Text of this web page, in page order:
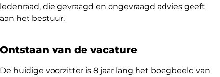
ledenraad, die gevraagd en ongevraagd advies geeft
aan het bestuur.
Ontstaan van de vacature
De huidige voorzitter is 8 jaar lang het boegbeeld van